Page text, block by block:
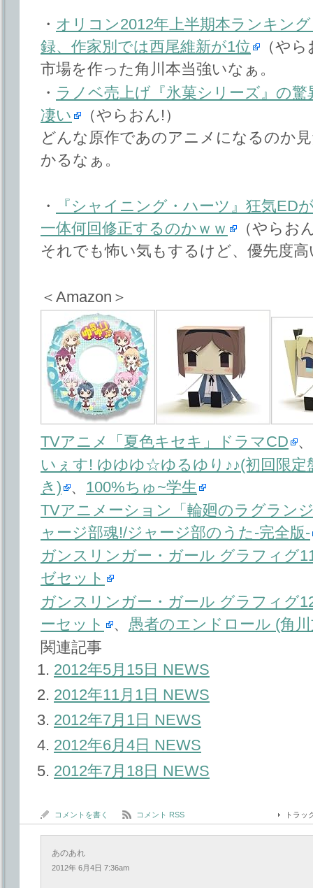
・ オリコン2012年上半期本ランキン
録、作家別では西尾維新が1位
（や
市場を作った角川本当強いなぁ。
・ ラノベ売上げ『氷菓シリーズ』の
凄い
（やらおん!）
どんな原作であのアニメになるのか
かるなぁ。
・
『シャイニング・ハーツ』狂気ED
一体何回修正するのかｗｗ
（やらお
それでも怖い気もするけど、優先度
＜Amazon＞
TVアニメ「夏色キセキ」ドラマCD
、
いぇす! ゆゆゆ☆ゆるゆり♪♪(初回限定
き)
、 100%ちゅ~学生
TVアニメーション「輪廻のラグラン
ャージ部魂!/ジャージ部のうた-完全版-
ガンスリンガー・ガール グラフィグ
ゼセット
ガンスリンガー・ガール グラフィグ
ーセット
、 愚者のエンドロール (角
関連記事
2012年5月15日 NEWS
2012年11月1日 NEWS
2012年7月1日 NEWS
2012年6月4日 NEWS
2012年7月18日 NEWS
コメントを書く コメント RSS トラ
あのあれ
2012年 6月4日 7:36am